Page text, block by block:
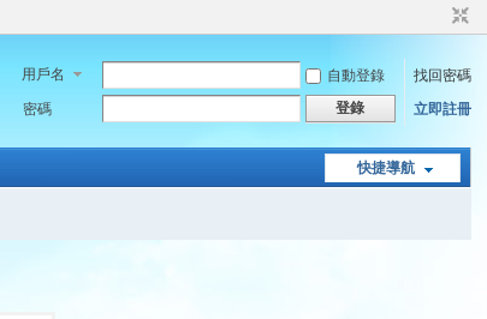
用戶名 自動登錄
找回密碼
密碼
登錄 立即註冊
快捷導航